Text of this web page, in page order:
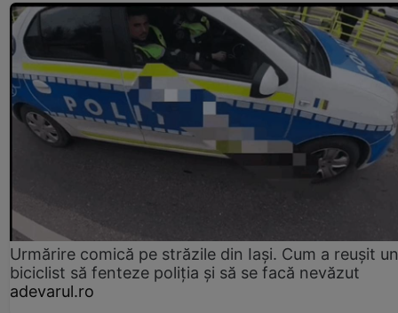
Urmărire comică pe străzile din Iași. Cum a reușit un
biciclist să fenteze poliția și să se facă nevăzut
adevarul.ro